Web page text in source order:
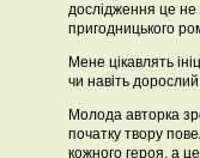
дослідження це не
пригодницького
Мене цікавлять
чи навіть
Молода авторка
початку твору
кожного героя, а це